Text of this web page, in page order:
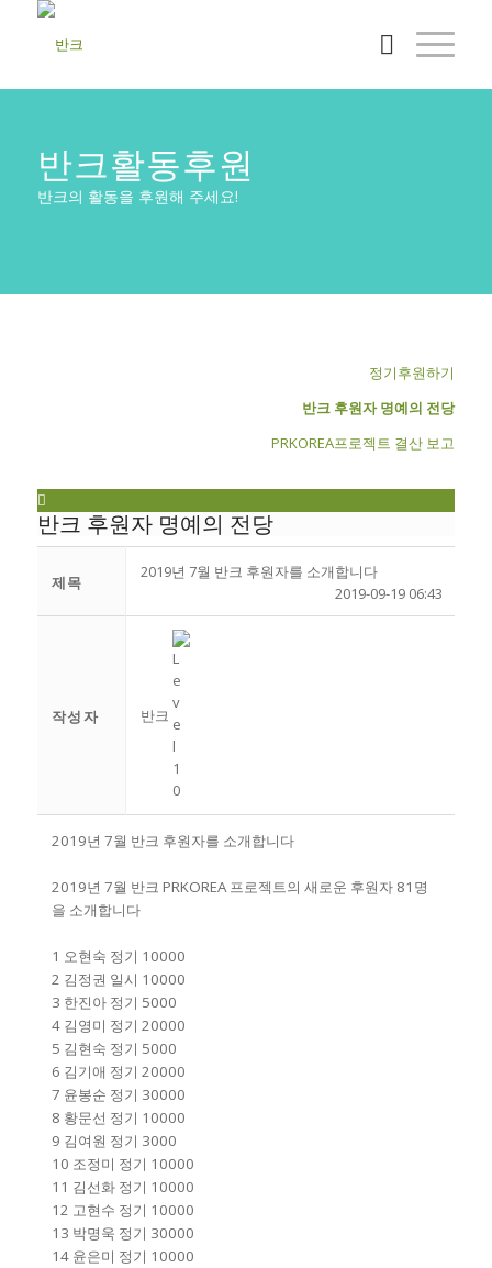
반크활동후원
반크의 활동을 후원해 주세요!
정기후원하기
반크 후원자 명예의 전당
PRKOREA프로젝트 결산 보고
반크 후원자 명예의 전당
제목
2019년 7월 반크 후원자를 소개합니다
2019-09-19 06:43
작성자 반크
2019년 7월 반크 후원자를 소개합니다
2019년 7월 반크 PRKOREA 프로젝트의 새로운 후원자 81명
을 소개합니다
1 오현숙 정기 10000
2 김정권 일시 10000
3 한진아 정기 5000
4 김영미 정기 20000
5 김현숙 정기 5000
6 김기애 정기 20000
7 윤봉순 정기 30000
8 황문선 정기 10000
9 김여원 정기 3000
10 조정미 정기 10000
11 김선화 정기 10000
12 고현수 정기 10000
13 박명욱 정기 30000
14 윤은미 정기 10000